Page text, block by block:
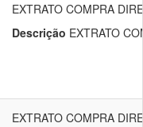
EXTRATO COMPRA
Descrição EXTRATO
EXTRATO COMPRA